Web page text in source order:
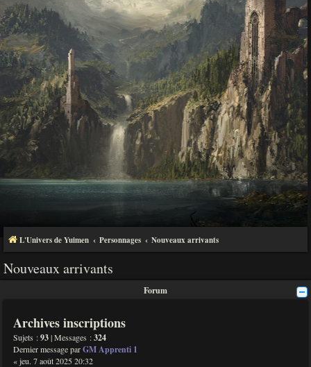
L'Univers de Yuimen Personnages Nouveaux arrivants
Nouveaux arrivants
Forum
Archives inscriptions
Sujets :93| Messages :324
Dernier message parGM Apprenti 1
« jeu. 7 août 2025 20:32